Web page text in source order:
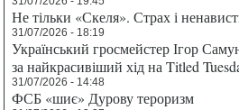
Не тільки «Скеля». Страх і
31/07/2026 - 18:19
Український гросмейстер Ігор
за найкрасивіший хід на Titled
31/07/2026 - 14:48
ФСБ «шиє» Дурову тероризм